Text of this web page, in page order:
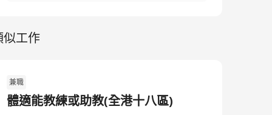
似工作
兼職
體適能教練或助教(全港十八區)